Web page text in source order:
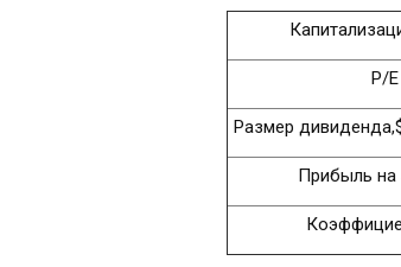
P/E
Размер
Прибыль на